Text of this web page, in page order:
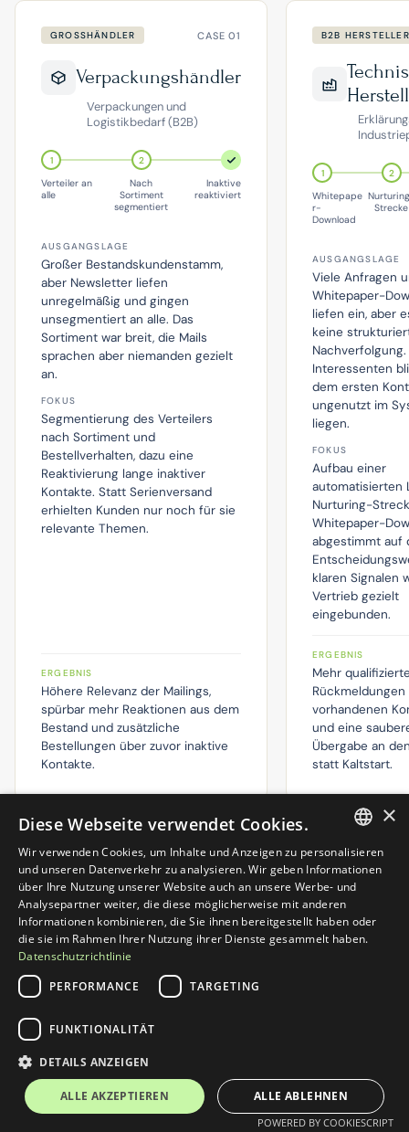
GROSSHÄNDLER CASE 01
Verpackungshändler
Verpackungen und
Logistikbedarf (B2B)
1
2
Verteiler an
alle
Nach
Sortiment
segmentiert
Inaktive
reaktiviert
AUSGANGSLAGE
Großer Bestandskundenstamm,
aber Newsletter liefen
unregelmäßig und gingen
unsegmentiert an alle. Das
Sortiment war breit, die Mails
sprachen aber niemanden gezielt
an.
FOKUS
Segmentierung des Verteilers
nach Sortiment und
Bestellverhalten, dazu eine
Reaktivierung lange inaktiver
Kontakte. Statt Serienversand
erhielten Kunden nur noch für sie
relevante Themen.
ERGEBNIS
Höhere Relevanz der Mailings,
spürbar mehr Reaktionen aus dem
Bestand und zusätzliche
Bestellungen über zuvor inaktive
Kontakte.
B2B HERSTELLER
1
2
Whitepape
r-
Download
Strecke
AUSGANGSLAGE
Viele Anfragen
Whitepaper-
liefen ein, aber
keine
Nachverfolgung.
Interessenten
dem ersten
ungenutzt im
liegen.
FOKUS
Aufbau einer
automatisierten
Nurturing-
Whitepaper-
abgestimmt auf
klaren Signalen
Vertrieb gezielt
eingebunden.
ERGEBNIS
Mehr
Rückmeldungen
vorhandenen
und eine
Übergabe an
statt Kaltstart.
Wenn Sie möchten, erhalten Sie in der
welche Art von Ergebnissen aus E-Mail-Marketing
in Ihrem Fall realistisch ist.
Passende Blogartikel
GERMAN
ENGLISH
×
Diese Webseite verwendet Cookies.
Wir verwenden Cookies, um Inhalte und Anzeigen zu personalisieren
und unseren Datenverkehr zu analysieren. Wir geben Informationen
über Ihre Nutzung unserer Website auch an unsere Werbe- und
Analysepartner weiter, die diese möglicherweise mit anderen
Informationen kombinieren, die Sie ihnen bereitgestellt haben oder
die sie im Rahmen Ihrer Nutzung ihrer Dienste gesammelt haben.
Datenschutzrichtlinie
PERFORMANCE
TARGETING
FUNKTIONALITÄT
DETAILS ANZEIGEN
ALLE AKZEPTIEREN ALLE ABLEHNEN
POWERED BY COOKIESCRIPT